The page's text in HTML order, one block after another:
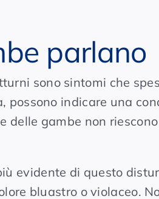
parlano
sono sintomi che
indicare una
delle gambe non
evidente di questo
bluastro o violaceo.